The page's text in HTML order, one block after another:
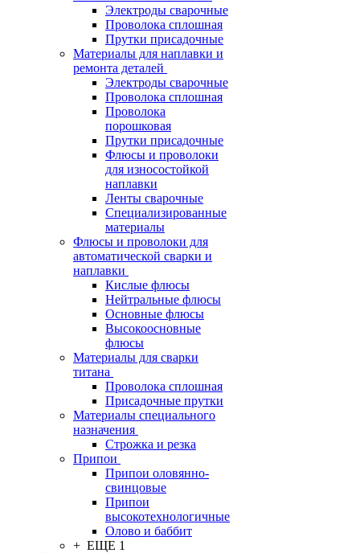
Электроды сварочные
Проволока сплошная
Прутки присадочные
Материалы для наплавки и
ремонта деталей
Электроды сварочные
Проволока сплошная
Проволока
порошковая
Прутки присадочные
Флюсы и проволоки
для износостойкой
наплавки
Ленты сварочные
Специализированные
материалы
Флюсы и проволоки для
автоматической сварки и
наплавки
Кислые флюсы
Нейтральные флюсы
Основные флюсы
Высокоосновные
флюсы
Материалы для сварки
титана
Проволока сплошная
Присадочные прутки
Материалы специального
назначения
Строжка и резка
Припои
Припои оловянно-
свинцовые
Припои
высокотехнологичные
Олово и баббит
+ ЕЩЕ 1